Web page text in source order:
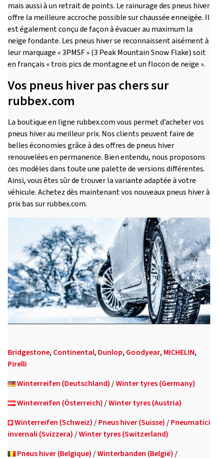
mais aussi à un retrait de points. Le rainurage des pneus hiver
offre la meilleure accroche possible sur chaussée enneigée. Il
est également conçu de façon à évacuer au maximum la
neige fondante. Les pneus hiver se reconnaissent aisément à
leur marquage « 3PMSF » (3 Peak Mountain Snow Flake) soit
en français « trois pics de montagne et un flocon de neige ».
Vos pneus hiver pas chers sur
rubbex.com
La boutique en ligne rubbex.com vous permet d’acheter vos
pneus hiver au meilleur prix. Nos clients peuvent faire de
belles économies grâce à des offres de pneus hiver
renouvelées en permanence. Bien entendu, nous proposons
ces modèles dans toute une palette de versions différentes.
Ainsi, vous êtes sûr de trouver la variante adaptée à votre
véhicule. Achetez dès maintenant vos nouveaux pneus hiver à
prix bas sur rubbex.com.
Bridgestone, Continental, Dunlop, Goodyear, MICHELIN,
Pirelli
Winterreifen (Deutschland) /Winter tyres (Germany)
Winterreifen (Österreich) /Winter tyres (Austria)
Winterreifen (Schweiz) /Pneus hiver (Suisse) /Pneumatici
invernali (Svizzera) /Winter tyres (Switzerland)
Pneus hiver (Belgique) /Winterbanden (België) /